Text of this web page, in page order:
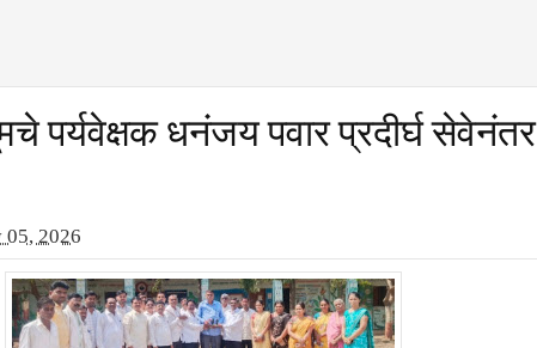
पर्यवेक्षक धनंजय पवार प्रदीर्घ सेवेनंतर
05, 2026